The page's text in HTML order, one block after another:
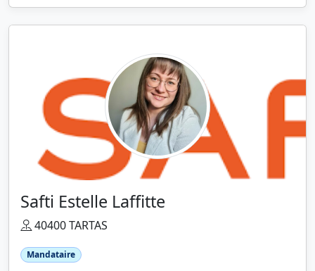
Safti Estelle Laffitte
40400 TARTAS
Mandataire